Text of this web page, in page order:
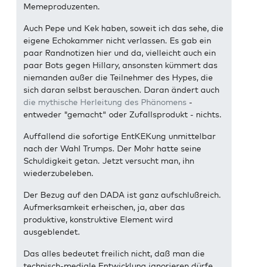
Memeproduzenten.
Auch Pepe und Kek haben, soweit ich das sehe, die
eigene Echokammer nicht verlassen. Es gab ein
paar Randnotizen hier und da, vielleicht auch ein
paar Bots gegen Hillary, ansonsten kümmert das
niemanden außer die Teilnehmer des Hypes, die
sich daran selbst berauschen. Daran ändert auch
die mythische Herleitung des Phänomens -
entweder "gemacht" oder Zufallsprodukt - nichts.
Auffallend die sofortige EntKEKung unmittelbar
nach der Wahl Trumps. Der Mohr hatte seine
Schuldigkeit getan. Jetzt versucht man, ihn
wiederzubeleben.
Der Bezug auf den DADA ist ganz aufschlußreich.
Aufmerksamkeit erheischen, ja, aber das
produktive, konstruktive Element wird
ausgeblendet.
Das alles bedeutet freilich nicht, daß man die